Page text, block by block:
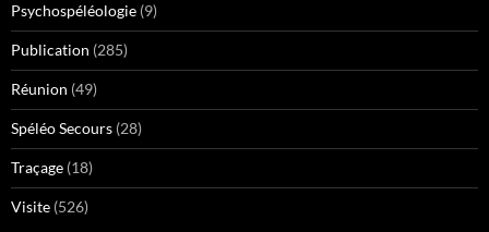
Psychospéléologie (9)
Publication (285)
Réunion (49)
Spéléo Secours (28)
Traçage (18)
Visite (526)